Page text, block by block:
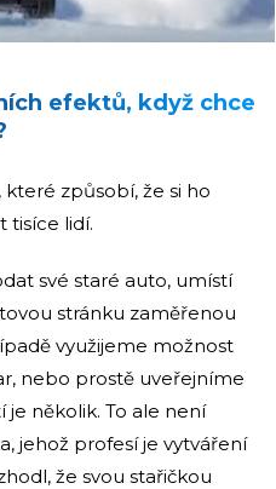
efektů, když chce
způsobí, že si ho
tisíce lidí.
své staré auto, umístí
stránku zaměřenou
využijeme možnost
nebo prostě uveřejníme
je několik. To ale není
jehož profesí je vytváření
že svou stařičkou